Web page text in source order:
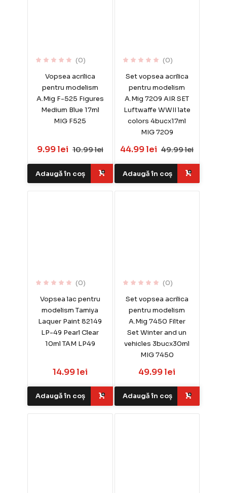
(0)
Vopsea acrilica
pentru modelism
A.Mig F-525 Figures
Medium Blue 17ml
MIG F525
9.99 lei 10.99 lei
Adaugă în coș
(0)
Set vopsea acrilica
pentru modelism
A.Mig 7209 AIR SET
Luftwaffe WWII late
colors 4bucx17ml
MIG 7209
44.99 lei 49.99 lei
Adaugă în coș
(0)
Vopsea lac pentru
modelism Tamiya
Laquer Paint 82149
LP-49 Pearl Clear
10ml TAM LP49
14.99 lei
Adaugă în coș
(0)
Set vopsea acrilica
pentru modelism
A.Mig 7450 Filter
Set Winter and un
vehicles 3bucx30ml
MIG 7450
49.99 lei
Adaugă în coș